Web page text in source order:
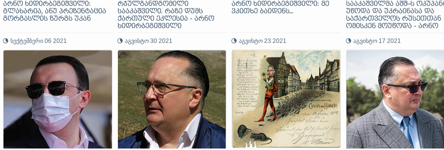
არნო ხიდირბეგიშვილი:
გლახარია, ანუ პრეზენტაცია
გორგასლის ზურგს უკან
სექტემბერი 06 2021
რჯულგანდგომილი
სააკაშვილი. რაზე დუმს
ქართული ეკლესია - არნო
ხიდირბეგიშვილი
აგვისტო 30 2021
არნო ხიდირბეგიშვილი: მე
ვკითხე ბაიდენს…
აგვისტო 23 2021
სააკაშვილმა აშშ–ს
უწოდა და უკრაინასა და
საქართველოს რუსეთთან
ომისკენ მოუწოდა - არნო
აგვისტო 17 2021